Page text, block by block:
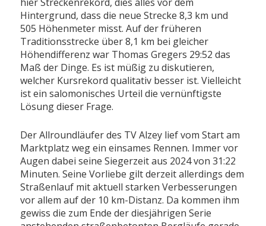
Hintergrund, dass die neue Strecke 8,3 km und
505 Höhenmeter misst. Auf der früheren
Traditionsstrecke über 8,1 km bei gleicher
Höhendifferenz war Thomas Gregers 29:52 das
Maß der Dinge. Es ist müßig zu diskutieren,
welcher Kursrekord qualitativ besser ist. Vielleicht
ist ein salomonisches Urteil die vernünftigste
Lösung dieser Frage.
Der Allroundläufer des TV Alzey lief vom Start am
Marktplatz weg ein einsames Rennen. Immer vor
Augen dabei seine Siegerzeit aus 2024 von 31:22
Minuten. Seine Vorliebe gilt derzeit allerdings dem
Straßenlauf mit aktuell starken Verbesserungen
vor allem auf der 10 km-Distanz. Da kommen ihm
gewiss die zum Ende der diesjährigen Serie